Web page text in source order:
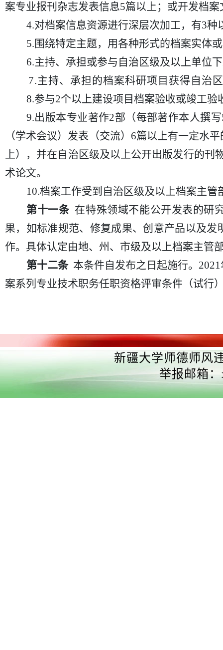
案专业报刊杂志发表信息5篇以上；或开发档
4.对档案信息资源进行深层次加工，有3
5.围绕特定主题，用各种形式的档案实体
6.主持、承担或参与自治区级及以上单位
7.主持、承担的档案科研项目获得自治
8.参与2个以上建设项目档案验收或竣工验
9.出版本专业著作2部（每部著作本人撰
（学术会议）发表（交流）6篇以上有一定水
上），并在自治区级及以上公开出版发行的
术论文。
10.档案工作受到自治区级及以上档案主管
第十一条在特殊领域不能公开发表的研
果，如标准规范、修复成果、创意产品以及
作。具体认定由地、州、市级及以上档案主管
第十二条本条件自发布之日起施行。
案系列专业技术职务任职资格评审条件（试行
新疆大学师德师风
举报邮箱